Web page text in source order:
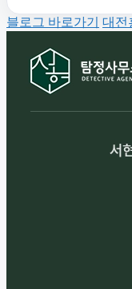
블로그 바로가기 대전